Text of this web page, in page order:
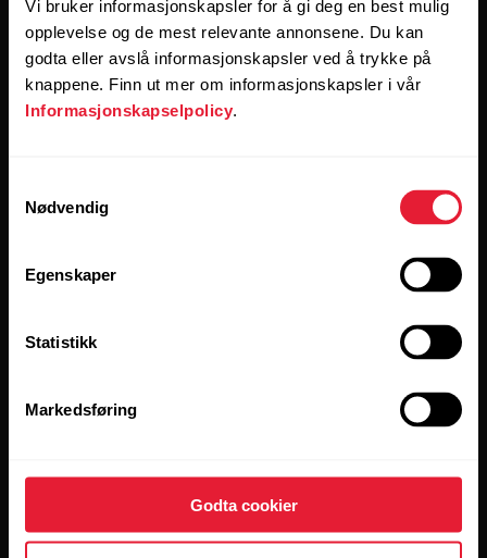
Vi bruker informasjonskapsler for å gi deg en best mulig
opplevelse og de mest relevante annonsene. Du kan
godta eller avslå informasjonskapsler ved å trykke på
knappene. Finn ut mer om informasjonskapsler i vår
Informasjonskapselpolicy.
Nødvendig
Egenskaper
Statistikk
Markedsføring
Godta cookier
Produkter Om Polar
Programvareutgivelser
tjenester
Nettbutikk